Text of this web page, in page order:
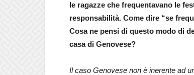
le ragazze che frequentavano le
responsabilità. Come dire “se
Cosa ne pensi di questo modo di
casa di Genovese?
Il caso Genovese non è inerente ad